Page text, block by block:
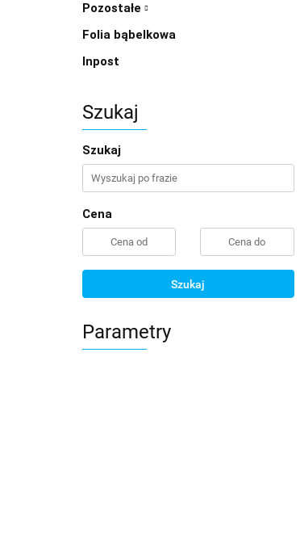
Pozostałe
Folia bąbelkowa
Inpost
Szukaj
Szukaj
Cena
Szukaj
Parametry